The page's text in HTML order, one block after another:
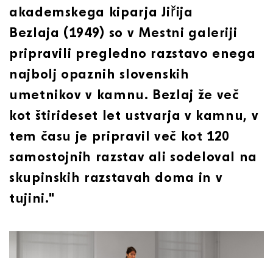
akademskega kiparja Jiřija
Bezlaja (1949) so v Mestni galeriji
pripravili pregledno razstavo enega
najbolj opaznih slovenskih
umetnikov v kamnu. Bezlaj že več
kot štirideset let ustvarja v kamnu, v
tem času je pripravil več kot 120
samostojnih razstav ali sodeloval na
skupinskih razstavah doma in v
tujini."